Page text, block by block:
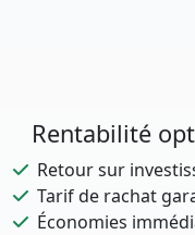
Rentabilité
Retour sur
Tarif de rachat
Économies